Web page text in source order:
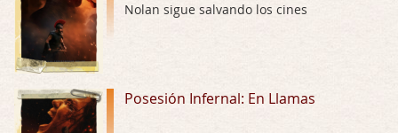
Las 10 películas gore de Almas Oscuras
Por: JORDI CRUYFF
Possession
Por: Chupasangre
Nolan sigue salvando los cines
Posesión Infernal: En Llamas